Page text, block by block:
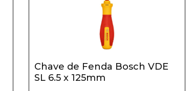
Chave de Fenda Bosch VDE
SL 6.5 x 125mm